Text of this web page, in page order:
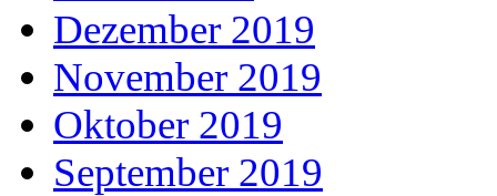
Dezember 2019
November 2019
Oktober 2019
September 2019